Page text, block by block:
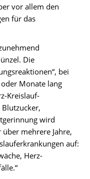
vor allem den
für das
Die
bei
Monate lang
Kreislauf-
wird
mehrere Jahre,
auf:
Herz-